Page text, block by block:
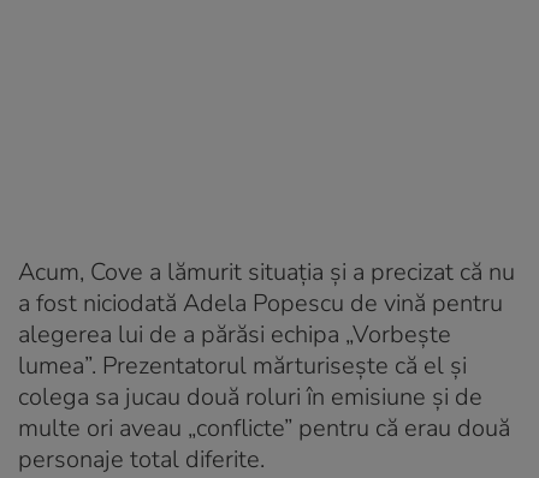
Acum, Cove a lămurit situația și a precizat că nu
a fost niciodată Adela Popescu de vină pentru
alegerea lui de a părăsi echipa „Vorbește
lumea”. Prezentatorul mărturisește că el și
colega sa jucau două roluri în emisiune și de
multe ori aveau „conflicte” pentru că erau două
personaje total diferite.